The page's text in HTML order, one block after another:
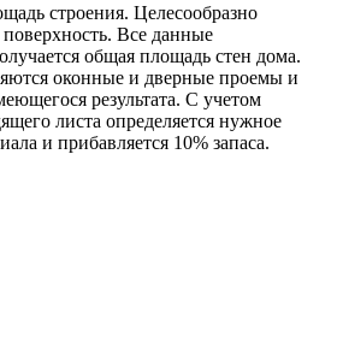
строения. Целесообразно
Все данные
общая площадь стен дома.
оконные и дверные проемы и
результата. С учетом
листа определяется нужное
и прибавляется 10% запаса.